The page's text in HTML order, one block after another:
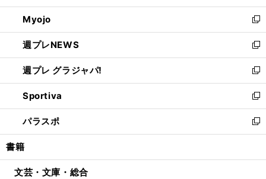
開
く
ウ
で
開
く
ン
ド
ウ
で
開
く
ウ
ィ
ン
ド
ウ
で
開
く
Myojo
新
し
い
ウ
ィ
ン
ド
ウ
で
開
週プレNEWS
新
し
い
ウ
ィ
ン
ド
ウ
開
週プレ グラジャパ!
新
し
い
ウ
ィ
ン
ウ
Sportiva
新
し
い
ウ
ン
パラスポ
新
し
ウ
書籍
文芸・文庫・総合